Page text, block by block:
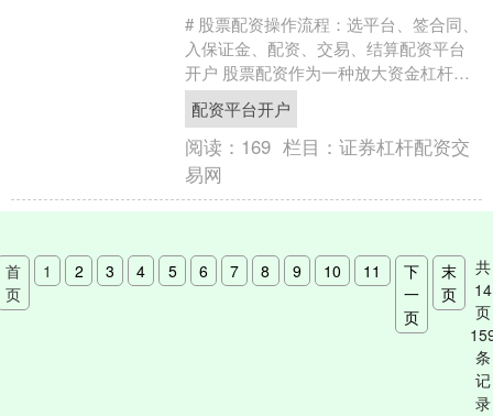
# 股票配资操作流程：选平台、签合同、
入保证金、配资、交易、结算配资平台
开户 股票配资作为一种放大资金杠杆的
投资方式，近年来受到不少投资者的关
注。对于初次接触配....
配资平台开户
阅读： 169 栏目：证券杠杆配资交
易网
首
页
1 2 3 4 5 6 7 8 9 10 11
下
一
页
末
页
共
14
页
条
记
录